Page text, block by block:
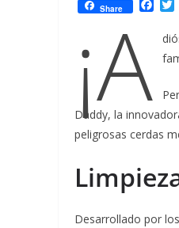
Share
i
t
t
r
¡A
Daddy, la
peligrosas cerdas
Desarrollado por